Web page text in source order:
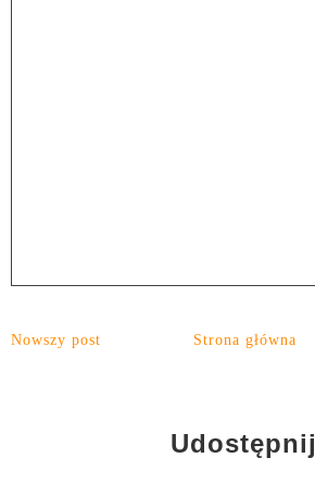
Nowszy post Strona główna
Udostępnij